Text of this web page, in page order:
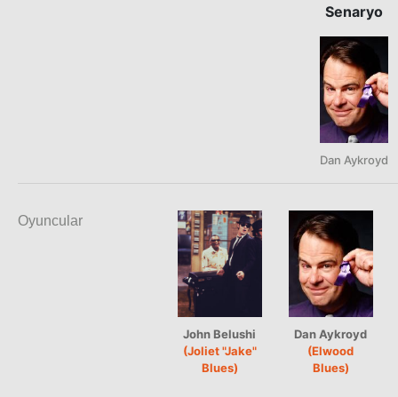
Senaryo
Dan Aykroyd
Oyuncular
John Belushi
(Joliet "Jake"
Blues)
Dan Aykroyd
(Elwood
Blues)